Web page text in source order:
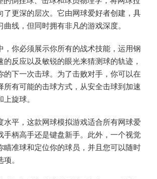
了更深的层次。它由网球爱好者创建，具
线，但同时拥有非凡的游戏深度。
，你必须展示你所有的战术技能，运用钢
的反应以及敏锐的眼光来猜测球的轨迹，
的下一次击球。为了击败对手，你可以在
所有可能的击球方式，从安全击球到加速
旋球。
水平，这款网球模拟游戏适合所有网球爱
手柄高手还是键盘新手。此外，一个视觉
瞄准球和定位你的球员，并且您可以随时
。